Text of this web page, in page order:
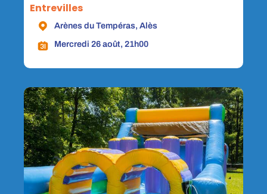
Entrevilles
Arènes du Tempéras, Alès
Mercredi 26 août, 21h00